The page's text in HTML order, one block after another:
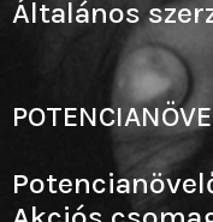
Általános